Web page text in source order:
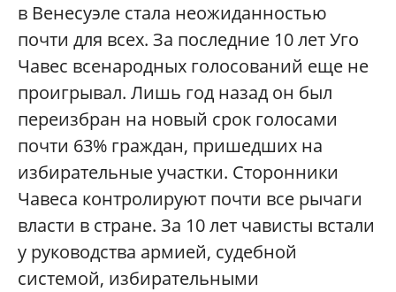
в Венесуэле стала неожиданностью
почти для всех. За последние 10 лет Уго
Чавес всенародных голосований еще не
проигрывал. Лишь год назад он был
переизбран на новый срок голосами
почти 63% граждан, пришедших на
избирательные участки. Сторонники
Чавеса контролируют почти все рычаги
власти в стране. За 10 лет чависты встали
у руководства армией, судебной
системой, избирательными